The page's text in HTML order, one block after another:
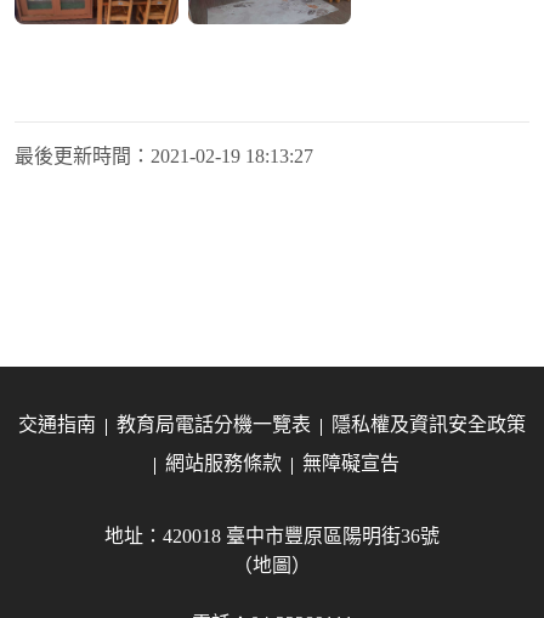
最後更新時間： 2021-02-19 18:13:27
交通指南 教育局電話分機一覽表
隱私權及資訊安全政策
網站服務條款
無障礙宣告
地址：420018 臺中市豐原區陽明街36號
（地圖）